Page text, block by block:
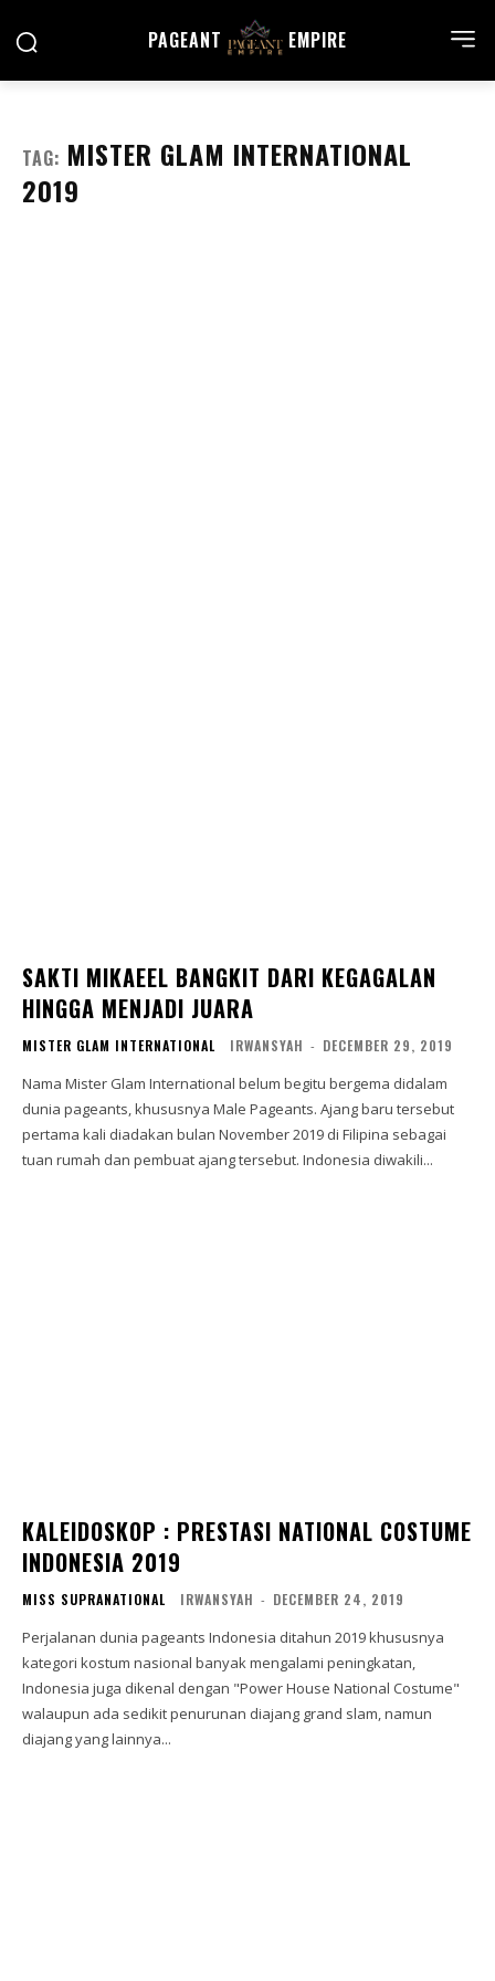
PAGEANT EMPIRE
TAG: MISTER GLAM INTERNATIONAL
2019
SAKTI MIKAEEL BANGKIT DARI KEGAGALAN
HINGGA MENJADI JUARA
MISTER GLAM INTERNATIONAL IRWANSYAH - DECEMBER 29, 2019
Nama Mister Glam International belum begitu bergema didalam
dunia pageants, khususnya Male Pageants. Ajang baru tersebut
pertama kali diadakan bulan November 2019 di Filipina sebagai
tuan rumah dan pembuat ajang tersebut. Indonesia diwakili...
KALEIDOSKOP : PRESTASI NATIONAL COSTUME
INDONESIA 2019
MISS SUPRANATIONAL IRWANSYAH - DECEMBER 24, 2019
Perjalanan dunia pageants Indonesia ditahun 2019 khususnya
kategori kostum nasional banyak mengalami peningkatan,
Indonesia juga dikenal dengan "Power House National Costume"
walaupun ada sedikit penurunan diajang grand slam, namun
diajang yang lainnya...